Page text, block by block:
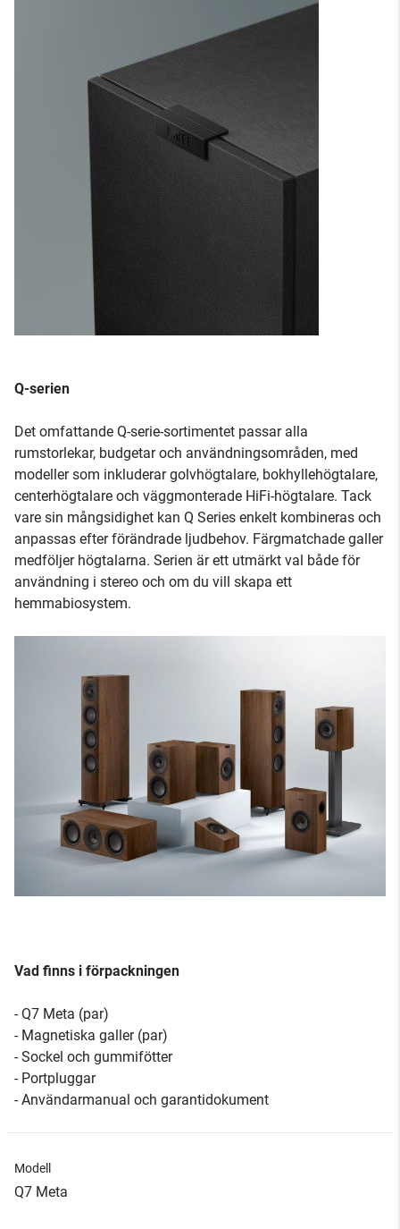
Q-serien
Det omfattande Q-serie-sortimentet passar alla
rumstorlekar, budgetar och användningsområden, med
modeller som inkluderar golvhögtalare, bokhyllehögtalare,
centerhögtalare och väggmonterade HiFi-högtalare. Tack
vare sin mångsidighet kan Q Series enkelt kombineras och
anpassas efter förändrade ljudbehov. Färgmatchade galler
medföljer högtalarna. Serien är ett utmärkt val både för
användning i stereo och om du vill skapa ett
hemmabiosystem.
Vad finns i förpackningen
- Q7 Meta (par)
- Magnetiska galler (par)
- Sockel och gummifötter
- Portpluggar
- Användarmanual och garantidokument
Modell
Q7 Meta